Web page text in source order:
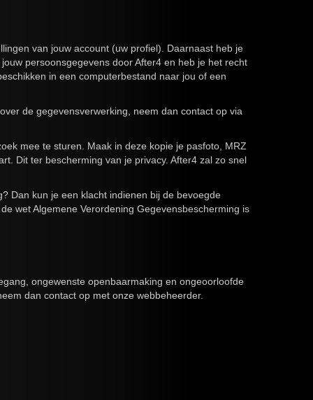
van jouw account (uw profiel). Daarnaast heb je
persoonsgegevens door After4 en heb je het recht
in een computerbestand naar jou of een
de gegevensverwerking, neem dan contact op via
mee te sturen. Maak in deze kopie je pasfoto, MRZ
Dit ter bescherming van je privacy. After4 zal zo snel
Dan kun je een klacht indienen bij de bevoegde
wet Algemene Verordening Gegevensbescherming is
ongewenste openbaarmaking en ongeoorloofde
dan contact op met onze webbeheerder.